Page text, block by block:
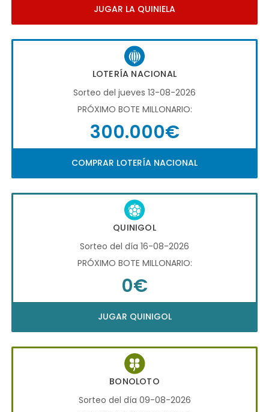
JUGAR LA QUINIELA
LOTERÍA NACIONAL
Sorteo del jueves 13-08-2026
PRÓXIMO BOTE MILLONARIO:
300.000€
COMPRAR LOTERÍA NACIONAL
QUINIGOL
Sorteo del día 16-08-2026
PRÓXIMO BOTE MILLONARIO:
0€
JUGAR QUINIGOL
BONOLOTO
Sorteo del día 09-08-2026